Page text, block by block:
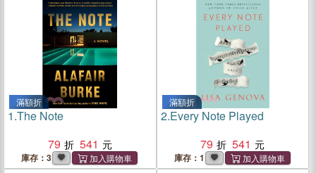
滿額折
1.The Note
79
541
庫存：3
滿額折
2.Every Note Played
79
541
庫存：1